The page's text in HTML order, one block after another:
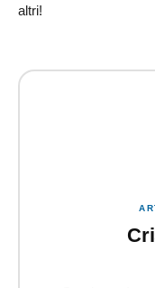
altri!